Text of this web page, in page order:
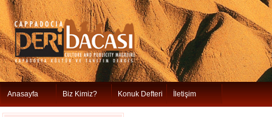
Anasayfa Biz Kimiz? Konuk Defteri İletişim